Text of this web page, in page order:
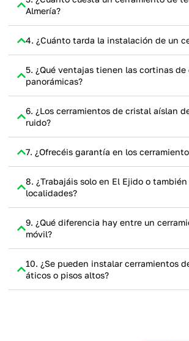
Almería?
4. ¿Cuánto tarda la instalación de un
5. ¿Qué ventajas tienen las cortinas de
panorámicas?
6. ¿Los cerramientos de cristal aíslan
ruido?
7. ¿Ofrecéis garantía en los
8. ¿Trabajáis solo en El Ejido o
localidades?
9. ¿Qué diferencia hay entre un
móvil?
10. ¿Se pueden instalar cerramientos
áticos o pisos altos?